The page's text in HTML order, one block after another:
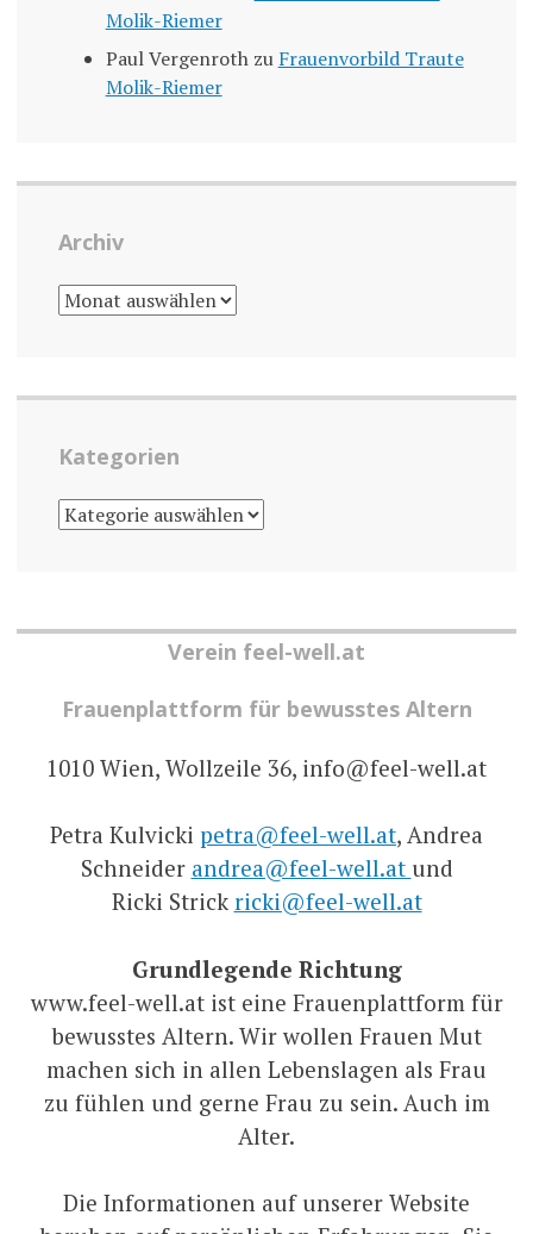
Molik-Riemer
Paul Vergenrothzu Frauenvorbild Traute
Molik-Riemer
Archiv
ARCHIV
Kategorien
KATEGORIEN
Verein feel-well.at
Frauenplattform für bewusstes Altern
1010 Wien, Wollzeile 36, info@feel-well.at
Petra Kulvicki petra@feel-well.at, Andrea
Schneider andrea@feel-well.at und
Ricki Strick ricki@feel-well.at
Grundlegende Richtung
www.feel-well.at ist eine Frauenplattform für
bewusstes Altern. Wir wollen Frauen Mut
machen sich in allen Lebenslagen als Frau
zu fühlen und gerne Frau zu sein. Auch im
Alter.
Die Informationen auf unserer Website